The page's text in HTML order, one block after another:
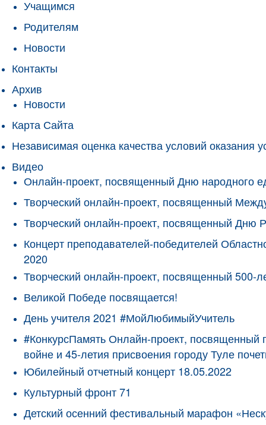
Учащимся
Родителям
Новости
Контакты
Архив
Новости
Карта Сайта
Независимая оценка качества условий оказания
Видео
Онлайн-проект, посвященный Дню народного
Творческий онлайн-проект, посвященный
Творческий онлайн-проект, посвященный Дню
Концерт преподавателей-победителей
2020
Творческий онлайн-проект, посвященный 500-
Великой Победе посвящается!
День учителя 2021 #МойЛюбимыйУчитель
#КонкурсПамять Онлайн-проект,
войне и 45-летия присвоения городу Туле
Юбилейный отчетный концерт 18.05.2022
Культурный фронт 71
Детский осенний фестивальный марафон